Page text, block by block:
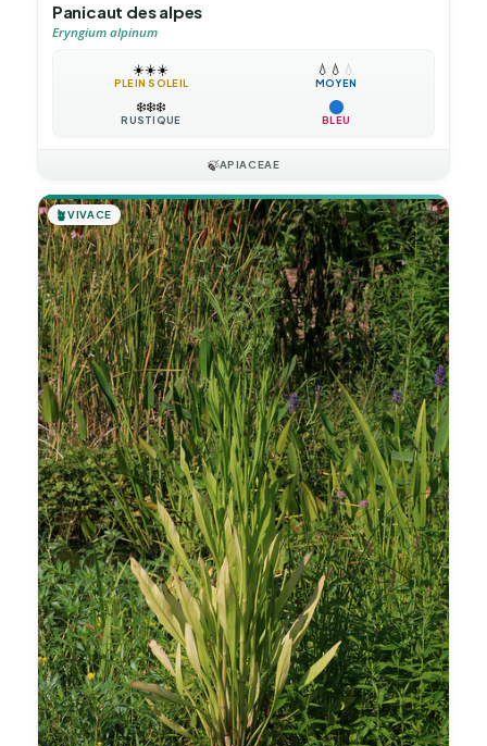
Panicaut des alpes
Eryngium alpinum
☀️☀️☀️
PLEIN SOLEIL
💧 💧 💧
MOYEN
❄️❄️❄️
RUSTIQUE BLEU
🍃APIACEAE
🪴VIVACE